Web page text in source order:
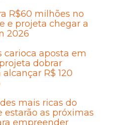
R$60 milhões no
e projeta chegar a
2026
carioca aposta em
dobrar
R$ 120
mais ricas do
estarão as próximas
empreender